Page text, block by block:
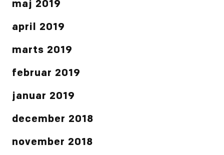
maj 2019
april 2019
marts 2019
februar 2019
januar 2019
december 2018
november 2018